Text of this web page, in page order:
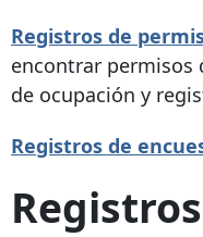
Registros de
encontrar permisos
de ocupación y
Registros de